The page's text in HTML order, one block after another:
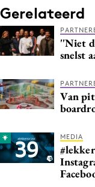
Gerelateerd
''Niet
snelst
Van
MEDIA